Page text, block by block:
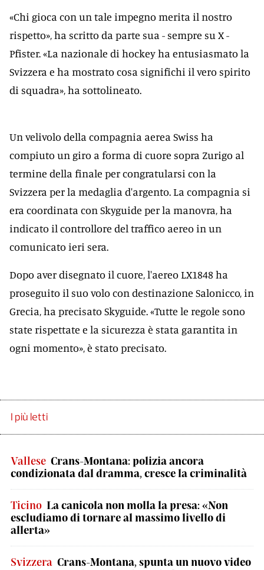
«Chi gioca con un tale impegno merita il nostro
rispetto», ha scritto da parte sua - sempre su X -
Pfister. «La nazionale di hockey ha entusiasmato la
Svizzera e ha mostrato cosa significhi il vero spirito
di squadra», ha sottolineato.
Un velivolo della compagnia aerea Swiss ha
compiuto un giro a forma di cuore sopra Zurigo al
termine della finale per congratularsi con la
Svizzera per la medaglia d'argento. La compagnia si
era coordinata con Skyguide per la manovra, ha
indicato il controllore del traffico aereo in un
comunicato ieri sera.
Dopo aver disegnato il cuore, l'aereo LX1848 ha
proseguito il suo volo con destinazione Salonicco, in
Grecia, ha precisato Skyguide. «Tutte le regole sono
state rispettate e la sicurezza è stata garantita in
ogni momento», è stato precisato.
I più letti
Vallese Crans-Montana: polizia ancora
condizionata dal dramma, cresce la criminalità
Ticino La canicola non molla la presa: «Non
escludiamo di tornare al massimo livello di
allerta»
Svizzera Crans-Montana, spunta un nuovo video